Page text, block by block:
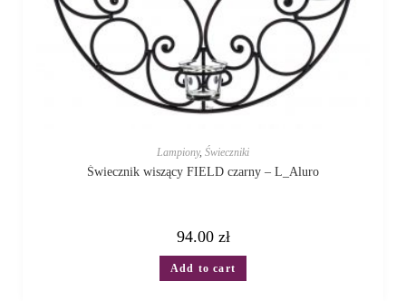
Lampiony, Świeczniki
Świecznik wiszący FIELD czarny – L_Aluro
94.00 zł
Add to cart